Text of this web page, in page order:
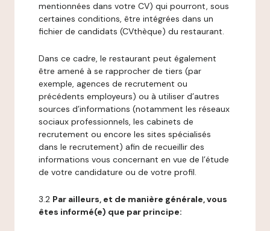
mentionnées dans votre CV) qui pourront, sous
certaines conditions, être intégrées dans un
fichier de candidats (CVthèque) du restaurant.
Dans ce cadre, le restaurant peut également
être amené à se rapprocher de tiers (par
exemple, agences de recrutement ou
précédents employeurs) ou à utiliser d’autres
sources d’informations (notamment les réseaux
sociaux professionnels, les cabinets de
recrutement ou encore les sites spécialisés
dans le recrutement) afin de recueillir des
informations vous concernant en vue de l’étude
de votre candidature ou de votre profil.
3.2 Par ailleurs, et de manière générale, vous
êtes informé(e) que par principe: